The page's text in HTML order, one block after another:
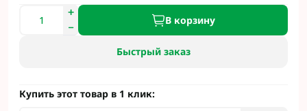
В корзину
Быстрый заказ
Купить этот товар в 1 клик: